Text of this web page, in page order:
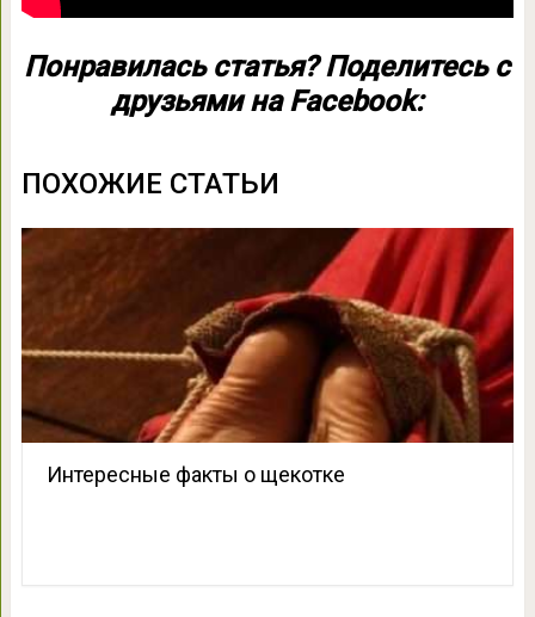
Понравилась статья? Поделитесь с
друзьями на Facebook:
ПОХОЖИЕ СТАТЬИ
Интересные факты о щекотке